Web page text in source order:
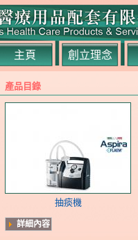
主頁 創立理念
產品目錄
抽痰機
詳細內容